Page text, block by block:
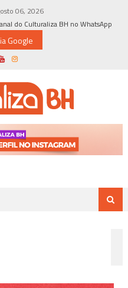
06, 2026
do Culturaliza BH no WhatsApp
Google